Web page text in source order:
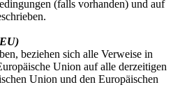
(falls vorhanden) und auf
beziehen sich alle Verweise in
Union auf alle derzeitigen
Union und den Europäischen